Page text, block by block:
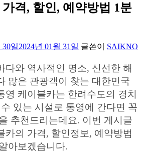
격, 할인, 예약방법 1분
30일2024년 01월 31일 글쓴이 SAIKNO
다와 역사적인 명소, 신선한 해
많은 관광객이 찾는 대한민국
영 케이블카는 한려수도의 경치
있는 시설로 통영에 간다면 꼭
추천드리는데요. 이번 게시글
카의 가격, 할인정보, 예약방법
아보겠습니다.